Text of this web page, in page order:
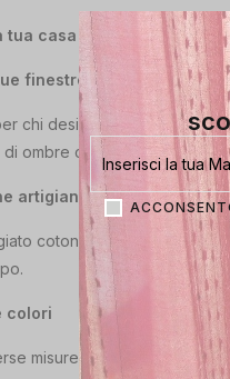
tua casa con le nostre
finestre
chi desidera arredare la
ombre che donano
artigianale
cotone e organza,
colori
misure e colori per